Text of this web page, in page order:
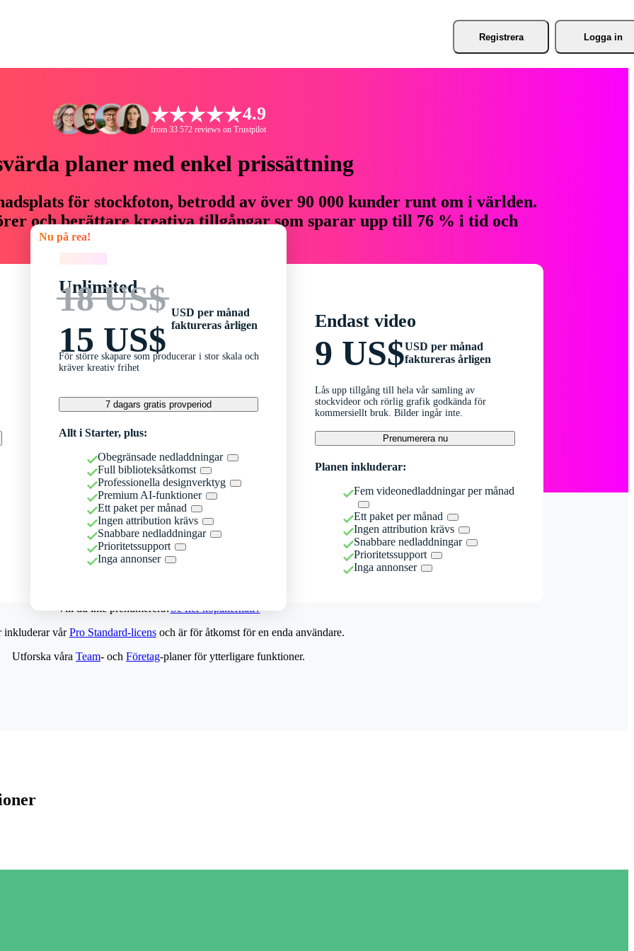
Registrera Logga in
4.9
from 33 572 reviews on Trustpilot
planer med enkel prissättning
för stockfoton, betrodd av över 90 000 kunder runt om i världen.
och berättare kreativa tillgångar som sparar upp till 76 % i tid och
Nu på rea!
Unlimited
18 US$
15 US$
USD per månad
faktureras årligen
För större skapare som producerar i stor skala och
kräver kreativ frihet
7 dagars gratis provperiod
Allt i Starter, plus:
Obegränsade nedladdningar
Full biblioteksåtkomst
Professionella designverktyg
Premium AI-funktioner
Ett paket per månad
Ingen attribution krävs
Snabbare nedladdningar
Prioritetssupport
Inga annonser
Endast video
9 US$USD per månad
faktureras årligen
Lås upp tillgång till hela vår samling av
stockvideor och rörlig grafik godkända för
kommersiellt bruk. Bilder ingår inte.
Prenumerera nu
Planen inkluderar:
Fem videonedladdningar per månad
Ett paket per månad
Ingen attribution krävs
Snabbare nedladdningar
Prioritetssupport
Inga annonser
Vill du inte prenumerera?Se fler köpalternativ
inkluderar vårPro Standard-licensoch är för åtkomst för en enda användare.
Utforska våra Team- och Företag-planer för ytterligare funktioner.